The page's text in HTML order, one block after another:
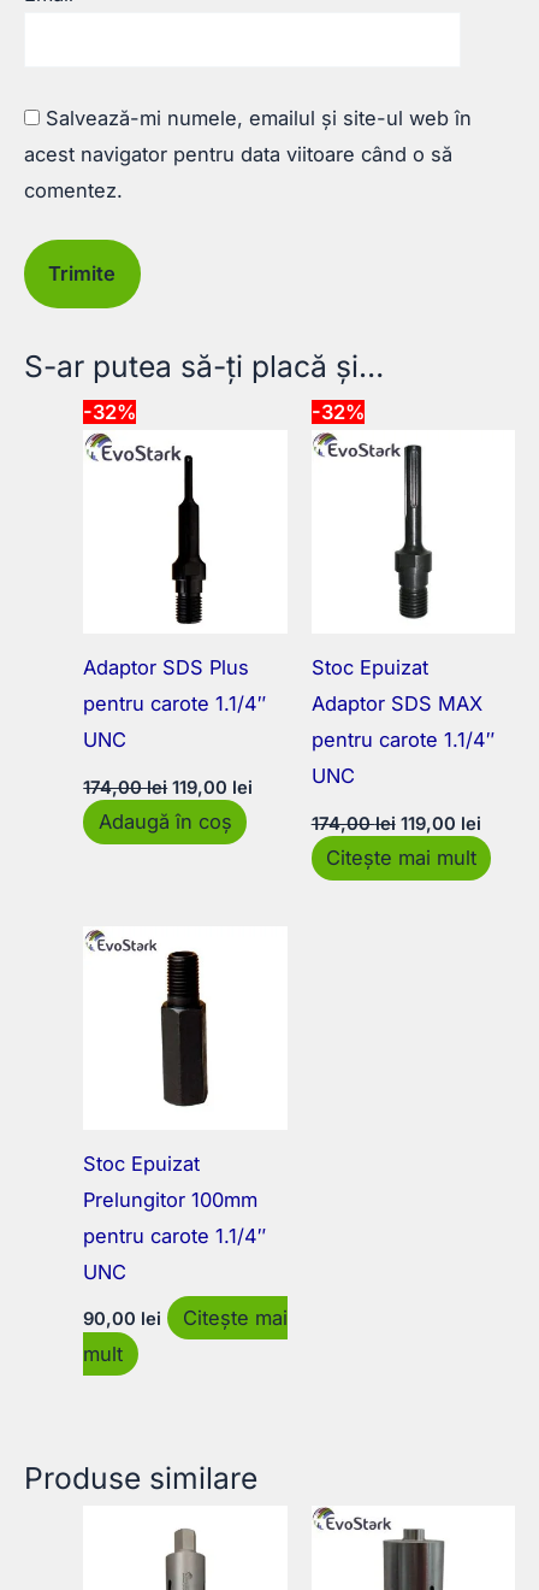
Salvează-mi numele, emailul și site-ul web în
acest navigator pentru data viitoare când o să
comentez.
S-ar putea să-ți placă și…
-32%
Adaptor SDS Plus
pentru carote 1.1/4″
UNC
174,00lei Prețul
inițial
a
fost:
119,00 lei
119,00 lei.
Adaugă în coș
-32%
Stoc Epuizat
Adaptor SDS MAX
pentru carote 1.1/4″
UNC
174,00lei Prețul
inițial
a
fost:
119,00 leiPrețul
curent
este:
Citește mai mult
Stoc Epuizat
Prelungitor 100mm
pentru carote 1.1/4″
UNC
90,00 lei
Citește mai
mult
Produse similare